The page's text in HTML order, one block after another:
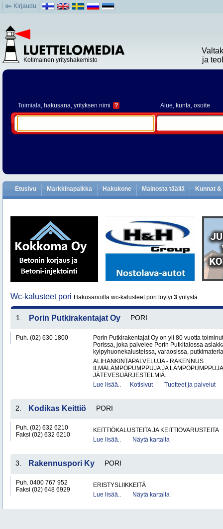
Kirjaudu
Kotimainen yrityshakemisto
ja
Toimiala, hakusana, yrityksen nimi ? Alue, kunta, osoite
Etusivu Markkinapaikka Hakukone Mainosta täällä Kunnat
Wc-kalusteet pori Hakusanoilla wc-kalusteet pori löytyi 3 yritystä.
1. Porin Putkirakentajat Oy PORI
Puh. (02) 630 1800
Porin Putkirakentajat Oy on yli 80 vuotta
Porissa, joka palvelee Porin Putkitalossa
kylpyhuonekalusteissa, varaosissa,
ALIHANKINTAPALVELUJA - RAKENNUS
ILMALÄMPÖPUMPPUJA JA LÄMPÖPUMPPUJA
JÄTEVESIJÄRJESTELMIÄ..
Lue lisää..
Kotisivut Tuotteet ja palvelut
2. Kodikas Keittiö PORI
Puh. (02) 632 6210
Faksi (02) 632 6210
KEITTIÖKALUSTEITA JA KEITTIÖVARUSTEITA
Lue lisää..
Näytä kartalla
3. Rakennuspori Ky PORI
Puh. 0400 767 952
Faksi (02) 648 6929
ERISTYSLIIKKEITÄ
Lue lisää..
Näytä kartalla